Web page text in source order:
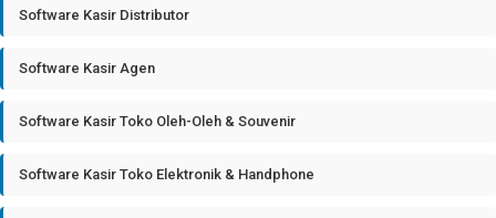
Software Kasir Distributor
Software Kasir Agen
Software Kasir Toko Oleh-Oleh & Souvenir
Software Kasir Toko Elektronik & Handphone